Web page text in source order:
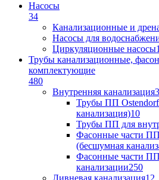
Насосы
34
Канализационные и
Насосы для
Циркуляционные насосы
Трубы канализационные,
комплектующие
480
Внутренняя канализация
Трубы ПП
канализация)10
Трубы ПП для
Фасонные части
(бесшумная
Фасонные части
канализации250